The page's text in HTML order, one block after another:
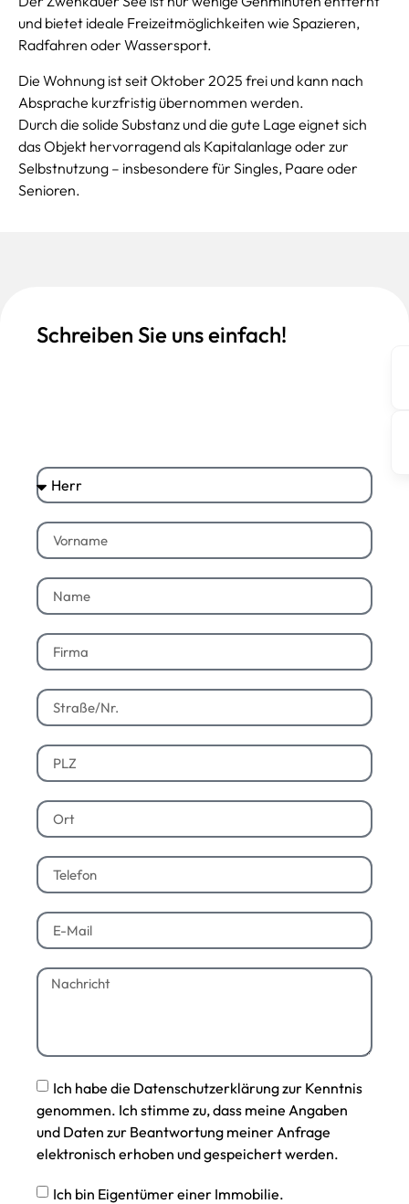
und bietet ideale Freizeitmöglichkeiten wie Spazieren,
Radfahren oder Wassersport.
Die Wohnung ist seit Oktober 2025 frei und kann nach
Absprache kurzfristig übernommen werden.
Durch die solide Substanz und die gute Lage eignet sich
das Objekt hervorragend als Kapitalanlage oder zur
Selbstnutzung – insbesondere für Singles, Paare oder
Senioren.
Schreiben Sie uns einfach!
Ich habe die Datenschutzerklärung zur Kenntnis
genommen. Ich stimme zu, dass meine Angaben
und Daten zur Beantwortung meiner Anfrage
elektronisch erhoben und gespeichert werden.
Ich bin Eigentümer einer Immobilie.